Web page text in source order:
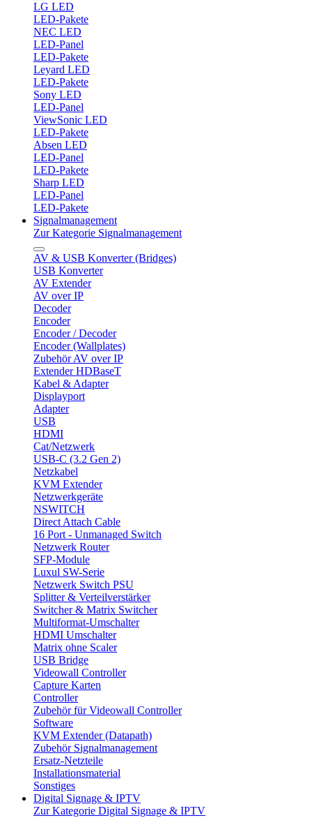
LG LED
LED-Pakete
NEC LED
LED-Panel
LED-Pakete
Leyard LED
LED-Pakete
Sony LED
LED-Panel
ViewSonic LED
LED-Pakete
Absen LED
LED-Panel
LED-Pakete
Sharp LED
LED-Panel
LED-Pakete
Signalmanagement
Zur Kategorie Signalmanagement
AV & USB Konverter (Bridges)
USB Konverter
AV Extender
AV over IP
Decoder
Encoder
Encoder / Decoder
Encoder (Wallplates)
Zubehör AV over IP
Extender HDBaseT
Kabel & Adapter
Displayport
Adapter
USB
HDMI
Cat/Netzwerk
USB-C (3.2 Gen 2)
Netzkabel
KVM Extender
Netzwerkgeräte
NSWITCH
Direct Attach Cable
16 Port - Unmanaged Switch
Netzwerk Router
SFP-Module
Luxul SW-Serie
Netzwerk Switch PSU
Splitter & Verteilverstärker
Switcher & Matrix Switcher
Multiformat-Umschalter
HDMI Umschalter
Matrix ohne Scaler
USB Bridge
Videowall Controller
Capture Karten
Controller
Zubehör für Videowall Controller
Software
KVM Extender (Datapath)
Zubehör Signalmanagement
Ersatz-Netzteile
Installationsmaterial
Sonstiges
Digital Signage & IPTV
Zur Kategorie Digital Signage & IPTV